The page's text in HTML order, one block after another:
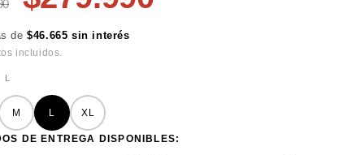
de$46.665 sin interés
incluidos.
L
M L XL
DE ENTREGA DISPONIBLES: